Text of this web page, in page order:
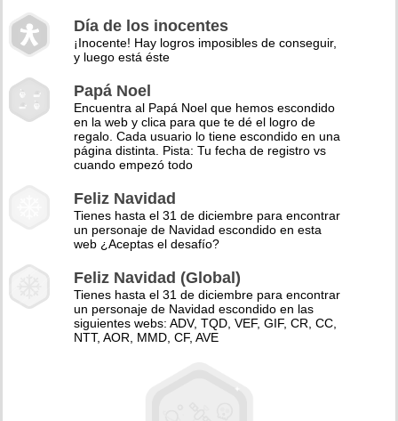
Día de los inocentes
¡Inocente! Hay logros imposibles de conseguir,
y luego está éste
Papá Noel
Encuentra al Papá Noel que hemos escondido
en la web y clica para que te dé el logro de
regalo. Cada usuario lo tiene escondido en una
página distinta. Pista: Tu fecha de registro vs
cuando empezó todo
Feliz Navidad
Tienes hasta el 31 de diciembre para encontrar
un personaje de Navidad escondido en esta
web ¿Aceptas el desafío?
Feliz Navidad (Global)
Tienes hasta el 31 de diciembre para encontrar
un personaje de Navidad escondido en las
siguientes webs: ADV, TQD, VEF, GIF, CR, CC,
NTT, AOR, MMD, CF, AVE